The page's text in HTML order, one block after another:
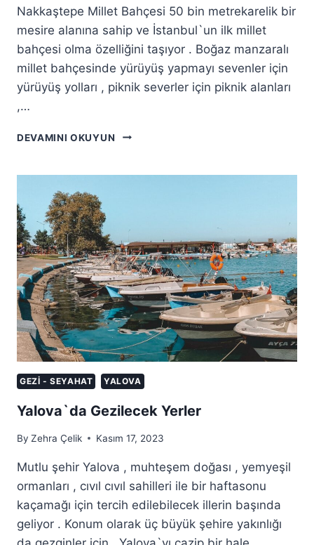
Nakkaştepe Millet Bahçesi 50 bin metrekarelik bir
mesire alanına sahip ve İstanbul`un ilk millet
bahçesi olma özelliğini taşıyor . Boğaz manzaralı
millet bahçesinde yürüyüş yapmayı sevenler için
yürüyüş yolları , piknik severler için piknik alanları
,…
DEVAMINI OKUYUN
NAKKAŞTEPE
GEZI - SEYAHAT YALOVA
Yalova`da Gezilecek Yerler
By Zehra Çelik Kasım 17, 2023
Mutlu şehir Yalova , muhteşem doğası , yemyeşil
ormanları , cıvıl cıvıl sahilleri ile bir haftasonu
kaçamağı için tercih edilebilecek illerin başında
geliyor . Konum olarak üç büyük şehire yakınlığı